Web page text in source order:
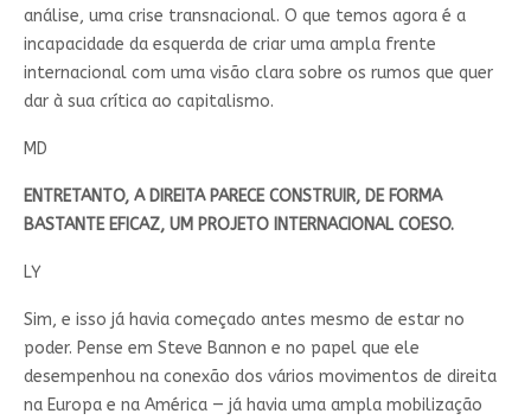
análise, uma crise transnacional. O que temos agora é a
incapacidade da esquerda de criar uma ampla frente
internacional com uma visão clara sobre os rumos que quer
dar à sua crítica ao capitalismo.
MD
ENTRETANTO, A DIREITA PARECE CONSTRUIR, DE FORMA
BASTANTE EFICAZ, UM PROJETO INTERNACIONAL COESO.
LY
Sim, e isso já havia começado antes mesmo de estar no
poder. Pense em Steve Bannon e no papel que ele
desempenhou na conexão dos vários movimentos de direita
na Europa e na América — já havia uma ampla mobilização